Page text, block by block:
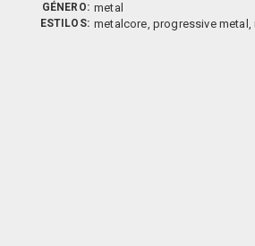
GÉNERO: metal
ESTILOS: metalcore, progressive metal,